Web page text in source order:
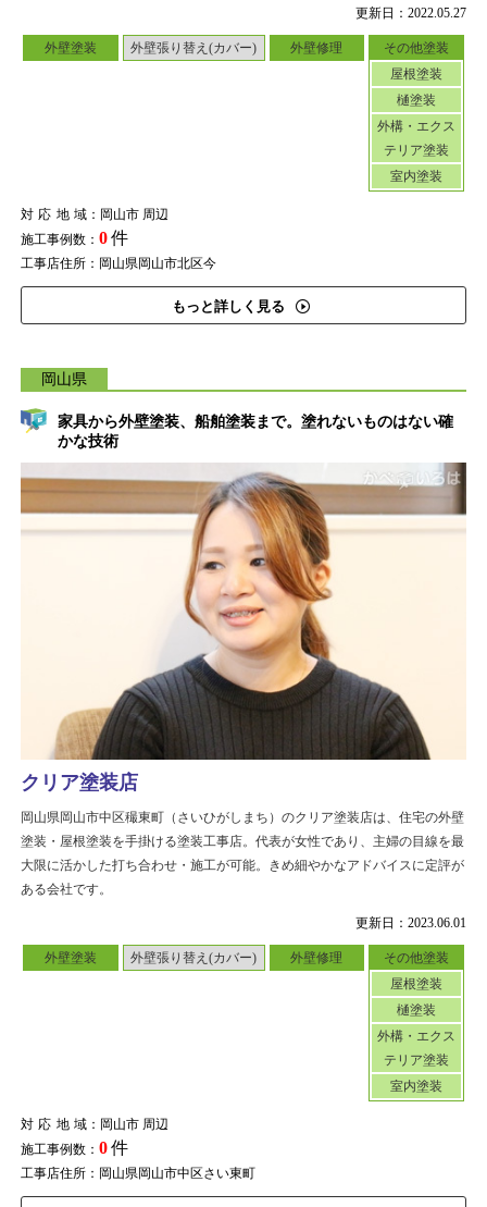
更新日：2022.05.27
外壁塗装 外壁張り替え(カバー) 外壁修理
その他塗装
屋根塗装
樋塗装
外構・エクス
テリア塗装
室内塗装
対応地域：岡山市 周辺
施工事例数： 0件
工事店住所：岡山県岡山市北区今
もっと詳しく見る
岡山県
家具から外壁塗装、船舶塗装まで。塗れないものはない確
かな技術
更新日：2023.06.01
外壁塗装 外壁張り替え(カバー) 外壁修理
その他塗装
屋根塗装
樋塗装
外構・エクス
テリア塗装
室内塗装
対応地域：岡山市 周辺
施工事例数： 0件
工事店住所：岡山県岡山市中区さい東町
クリア塗装店
岡山県岡山市中区穝東町（さいひがしまち）のクリア塗装店は、住宅の外壁
塗装・屋根塗装を手掛ける塗装工事店。代表が女性であり、主婦の目線を最
大限に活かした打ち合わせ・施工が可能。きめ細やかなアドバイスに定評が
ある会社です。